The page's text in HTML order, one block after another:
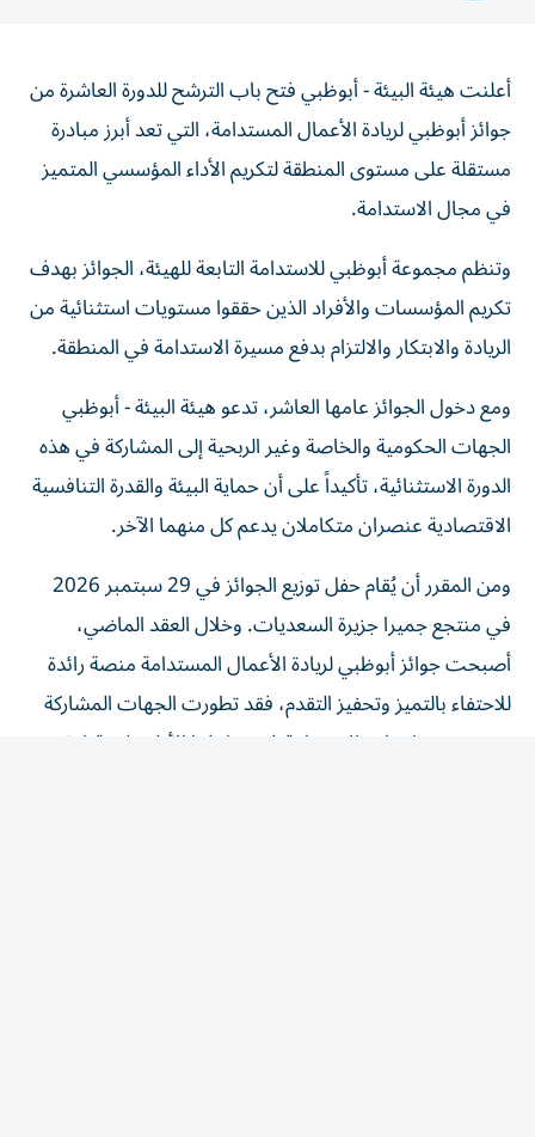
أعلنت هيئة البيئة - أبوظبي فتح باب الترشح للدورة العاشرة من
جوائز أبوظبي لريادة الأعمال المستدامة، التي تعد أبرز مبادرة
مستقلة على مستوى المنطقة لتكريم الأداء المؤسسي المتميز
في مجال الاستدامة.
وتنظم مجموعة أبوظبي للاستدامة التابعة للهيئة، الجوائز بهدف
تكريم المؤسسات والأفراد الذين حققوا مستويات استثنائية من
الريادة والابتكار والالتزام بدفع مسيرة الاستدامة في المنطقة.
ومع دخول الجوائز عامها العاشر، تدعو هيئة البيئة - أبوظبي
الجهات الحكومية والخاصة وغير الربحية إلى المشاركة في هذه
الدورة الاستثنائية، تأكيداً على أن حماية البيئة والقدرة التنافسية
الاقتصادية عنصران متكاملان يدعم كل منهما الآخر.
في منتجع جميرا جزيرة السعديات. وخلال العقد الماضي،
أصبحت جوائز أبوظبي لريادة الأعمال المستدامة منصة رائدة
للاحتفاء بالتميز وتحفيز التقدم، فقد تطورت الجهات المشاركة
من تبني ممارسات الاستدامة في مراحلها الأولى إلى قيادة